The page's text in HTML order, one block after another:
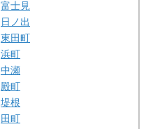
富士見
日ノ出
東田町
浜町
中瀬
殿町
堤根
田町